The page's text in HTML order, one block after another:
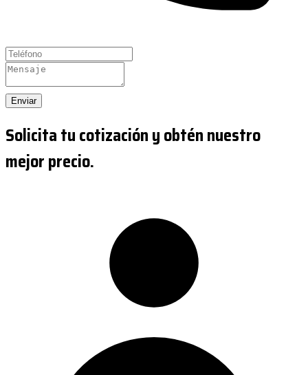
Enviar
Solicita tu cotización y obtén nuestro
mejor precio.